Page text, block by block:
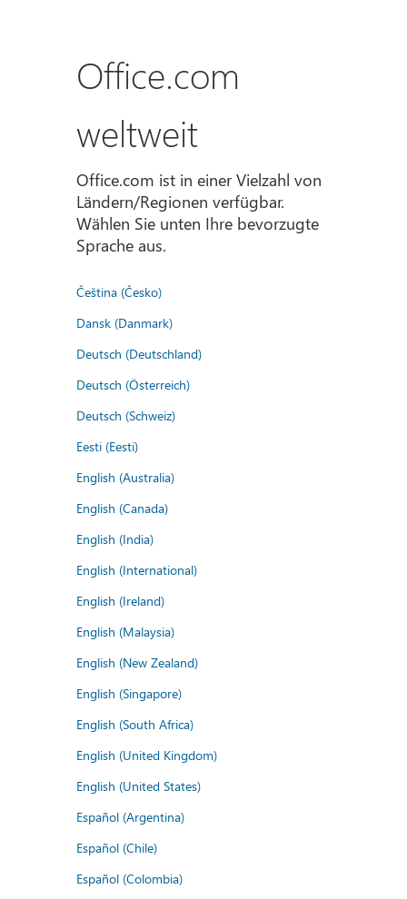
Office.com
weltweit
Office.com ist in einer Vielzahl von
Ländern/Regionen verfügbar.
Wählen Sie unten Ihre bevorzugte
Sprache aus.
Čeština (Česko)
Dansk (Danmark)
Deutsch (Deutschland)
Deutsch (Österreich)
Deutsch (Schweiz)
Eesti (Eesti)
English (Australia)
English (Canada)
English (India)
English (International)
English (Ireland)
English (Malaysia)
English (New Zealand)
English (Singapore)
English (South Africa)
English (United Kingdom)
English (United States)
Español (Argentina)
Español (Chile)
Español (Colombia)